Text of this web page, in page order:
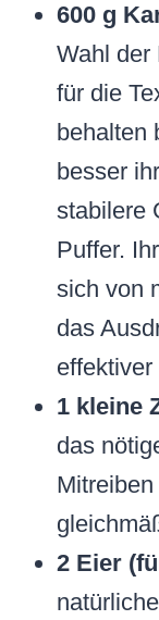
600 g
Wahl der
für die
behalten
besser
stabilere
Puffer.
sich von
das
effektiver
1 kleine
das
2 Eier